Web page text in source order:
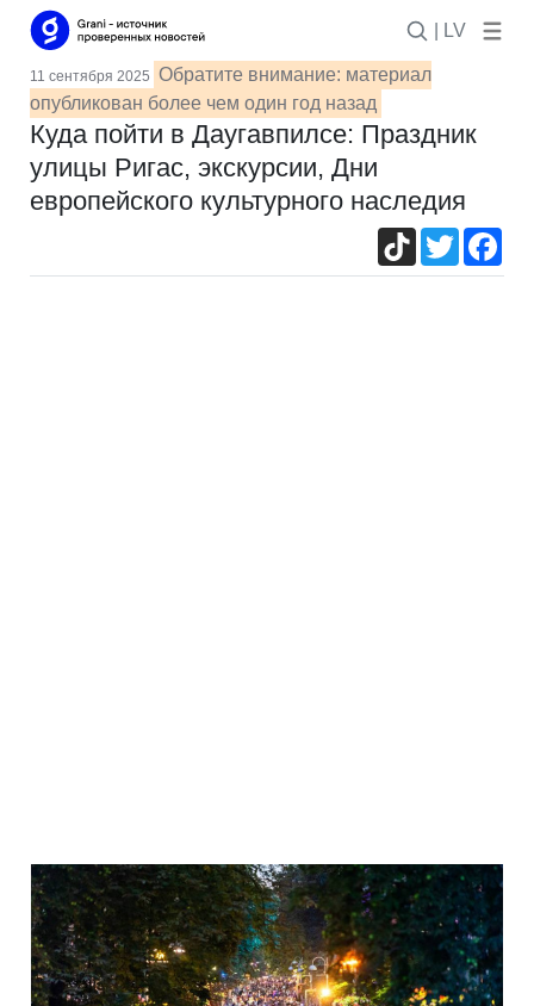
| LV
11 сентября 2025 Обратите внимание: материал
опубликован более чем один год назад
Куда пойти в Даугавпилсе: Праздник
улицы Ригас, экскурсии, Дни
европейского культурного наследия
TikTokTwitter